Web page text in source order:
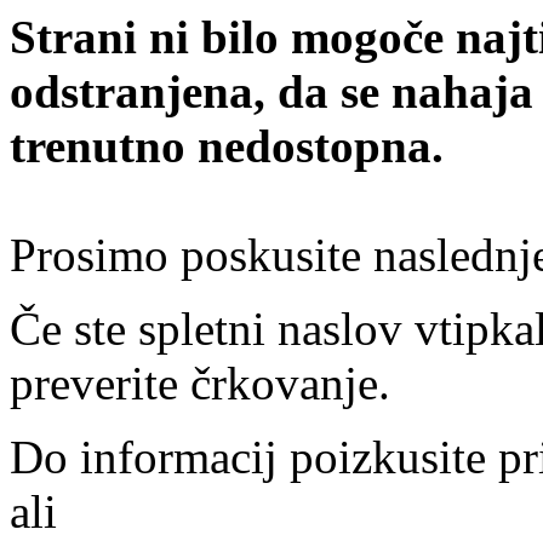
Strani ni bilo mogoče
odstranjena, da se
trenutno nedostopna.
Prosimo poskusite
Če ste spletni naslov
preverite črkovanje.
Do informacij poizkusite
ali